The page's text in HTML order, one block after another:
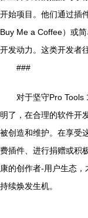
开始项目。他们通过插
Buy Me a Coffee）或
开发动力。这类开发者
###
对于坚守Pro Tools
明了，在合理的软件开
被创造和维护。在享受
费插件、进行捐赠或积
康的创作者-用户生态
持续焕发生机。